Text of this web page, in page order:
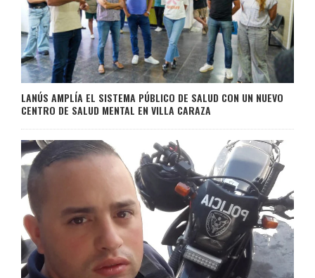
LANÚS AMPLÍA EL SISTEMA PÚBLICO DE SALUD CON UN NUEVO
CENTRO DE SALUD MENTAL EN VILLA CARAZA